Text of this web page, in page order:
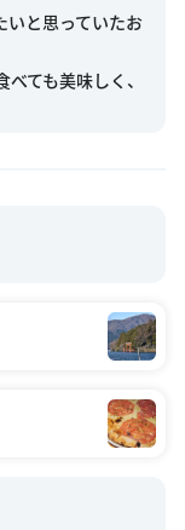
いと思っていたお
ても美味しく、